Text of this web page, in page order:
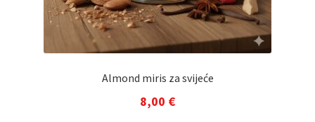
Almond miris za svijeće
8,00 €